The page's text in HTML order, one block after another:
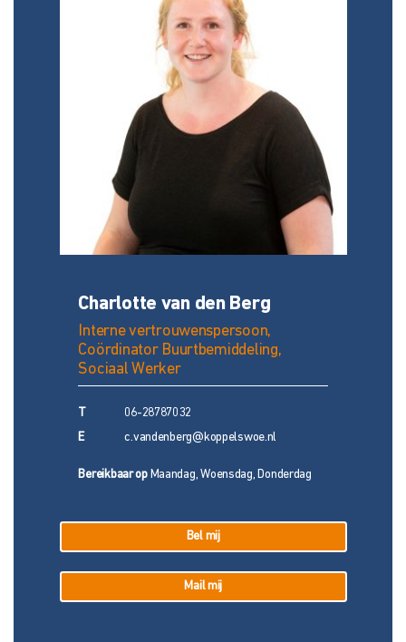
Charlotte van den Berg
Interne vertrouwenspersoon,
Coördinator Buurtbemiddeling,
Sociaal Werker
06-28787032
E c.vandenberg@koppelswoe.nl
Bereikbaar opMaandag, Woensdag, Donderdag
Bel mij
Mail mij